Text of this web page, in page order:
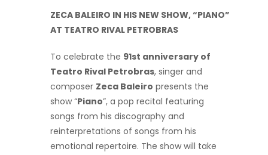
ZECA BALEIRO IN HIS NEW SHOW, “PIANO”
AT TEATRO RIVAL PETROBRAS
To celebrate the 91st anniversary of
Teatro Rival Petrobras, singer and
composer Zeca Baleiro presents the
show “Piano”, a pop recital featuring
songs from his discography and
reinterpretations of songs from his
emotional repertoire. The show will take